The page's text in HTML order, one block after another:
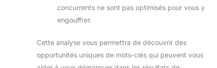
concurrents ne sont pas optimisés pour vous y
engouffrer.
Cette analyse vous permettra de découvrir des
opportunités uniques de mots-clés qui peuvent vous